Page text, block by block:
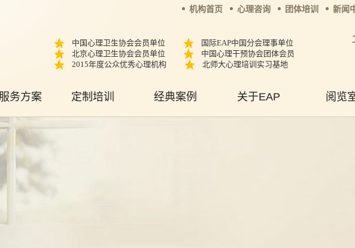
机构首页 心理咨询 团体培训 新闻
中国心理卫生协会会员单位
国际EAP中国分会理事单位
北京心理卫生协会会员单位
中国心理干预协会团体会员
2015年度公众优秀心理机构
北师大心理培训实习基地
务方案 定制培训 经典案例 关于EAP 阅览